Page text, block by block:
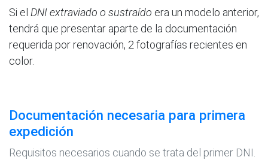
Si el DNI extraviado o sustraído era un modelo anterior,
tendrá que presentar aparte de la documentación
requerida por renovación, 2 fotografías recientes en
color.
Documentación necesaria para primera
expedición
Requisitos necesarios cuando se trata del primer DNI.